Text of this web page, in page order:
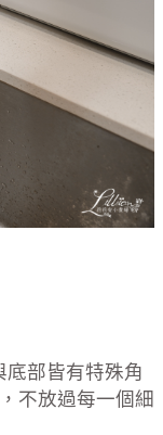
底部皆有特殊角
不放過每一個細